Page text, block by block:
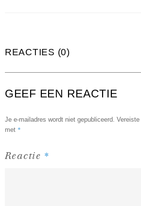
REACTIES (0)
GEEF EEN REACTIE
Je e-mailadres wordt niet gepubliceerd.
met *
Reactie *